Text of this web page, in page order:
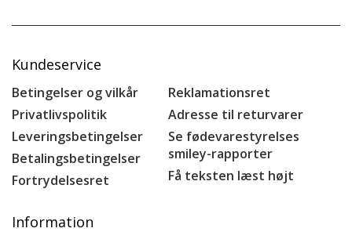
Kundeservice
Betingelser og vilkår
Privatlivspolitik
Leveringsbetingelser
Betalingsbetingelser
Fortrydelsesret
Reklamationsret
Adresse til returvarer
Se fødevarestyrelses
smiley-rapporter
Få teksten læst højt
Information